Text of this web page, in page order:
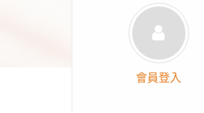
會員登入